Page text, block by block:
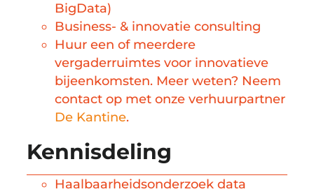
BigData)
Business- & innovatie consulting
Huur een of meerdere
vergaderruimtes voor innovatieve
bijeenkomsten. Meer weten? Neem
contact op met onze verhuurpartner
De Kantine.
Kennisdeling
Haalbaarheidsonderzoek data